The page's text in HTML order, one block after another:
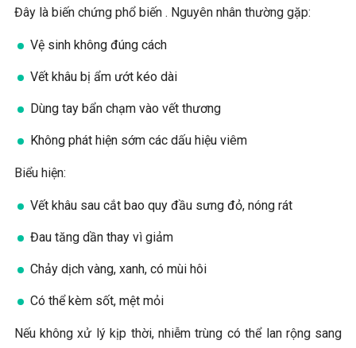
Đây là biến chứng phổ biến . Nguyên nhân thường gặp:
Vệ sinh không đúng cách
Vết khâu bị ẩm ướt kéo dài
Dùng tay bẩn chạm vào vết thương
Không phát hiện sớm các dấu hiệu viêm
Biểu hiện:
Vết khâu sau cắt bao quy đầu sưng đỏ, nóng rát
Đau tăng dần thay vì giảm
Chảy dịch vàng, xanh, có mùi hôi
Có thể kèm sốt, mệt mỏi
Nếu không xử lý kịp thời, nhiễm trùng có thể lan rộng sang